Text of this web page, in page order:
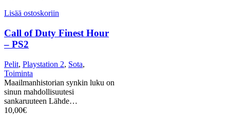
Lisää ostoskoriin
Call of Duty Finest Hour
– PS2
Pelit, Playstation 2, Sota,
Toiminta
Maailmanhistorian synkin luku on
sinun mahdollisuutesi
sankaruuteen Lähde…
10,00€